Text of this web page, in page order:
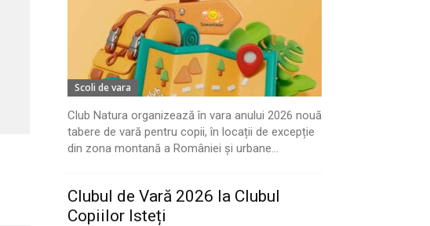
Scoli de vara
Club Natura organizează în vara anului 2026 nouă
tabere de vară pentru copii, în locații de excepție
din zona montană a României și urbane...
Clubul de Vară 2026 la Clubul
Copiilor Isteți